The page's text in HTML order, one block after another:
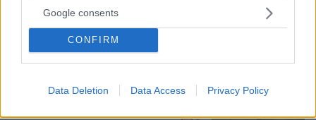
Google consents
CONFIRM
Data Deletion Data Access Privacy Policy
09.08.2026, 13:59
τη θανάτωση του κοπαδιού του λόγω